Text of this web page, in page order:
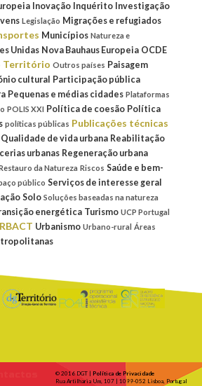
Inovação Inquérito Investigação
Legislação Migrações e refugiados
Municípios Natureza e
Unidas Nova Bauhaus Europeia OCDE
Território Outros países Paisagem
cultural Participação pública
Pequenas e médias cidades Plataformas
POLIS XXI Política de coesão Política
políticas públicas Publicações técnicas
Qualidade de vida urbana Reabilitação
urbanas Regeneração urbana
da Natureza Riscos Saúde e bem-
público Serviços de interesse geral
Solo Soluções baseadas na natureza
energética Turismo UCP Portugal
Urbanismo Urbano-rural Áreas
© 2016 DGT | Política de Privacidade
Rua Artilharia Um, 107 | 1099-052 Lisboa, Portugal